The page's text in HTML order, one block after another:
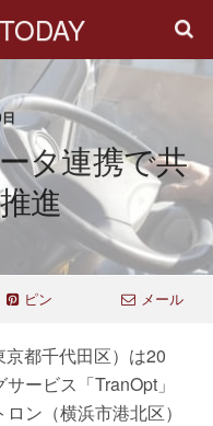
タ連携で共
進
ピン メール
都千代田区）は20
ービス「TranOpt」
ン（横浜市港北区）